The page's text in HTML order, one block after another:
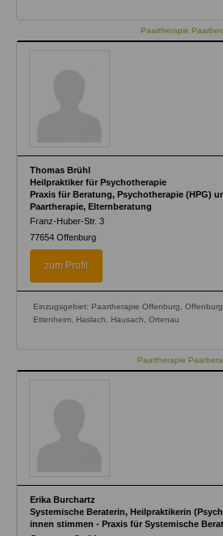
Paartherapie
Thomas Brühl
Heilpraktiker für Psychotherapie
Praxis für Beratung, Psychotherapie (HPG)
Paartherapie, Elternberatung
Franz-Huber-Str. 3
77654 Offenburg
zum Profil
Einzugsgebiet: Paartherapie Offenburg,
Ettenheim, Haslach, Hausach, Ortenau
Paartherapie
Erika Burchartz
Systemische Beraterin, Heilpraktikerin
innen stimmen - Praxis für Systemische